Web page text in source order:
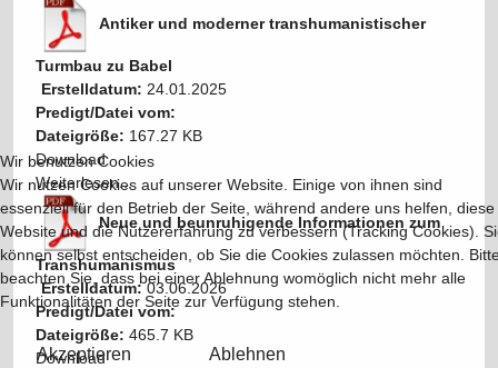
Antiker und moderner transhumanistischer
Turmbau zu Babel
Erstelldatum: 24.01.2025
Predigt/Datei vom:
Dateigröße: 167.27 KB
Download
Weiterlesen...
Neue und beunruhigende Informationen zum
Transhumanismus
Erstelldatum:03.06.2026
Predigt/Datei vom:
Dateigröße: 465.7 KB
Download
Wir benutzen Cookies
Wir nutzen Cookies auf unserer Website. Einige von ihnen sind
essenziell für den Betrieb der Seite, während andere uns helfen, diese
Website und die Nutzererfahrung zu verbessern (Tracking Cookies).
können selbst entscheiden, ob Sie die Cookies zulassen möchten.
beachten Sie, dass bei einer Ablehnung womöglich nicht mehr alle
Funktionalitäten der Seite zur Verfügung stehen.
Akzeptieren Ablehnen